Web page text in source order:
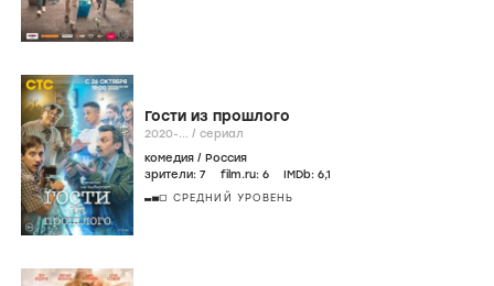
Гости из прошлого
2020-... / сериал
комедия / Россия
зрители: 7 film.ru: 6 IMDb: 6,1
СРЕДНИЙ УРОВЕНЬ